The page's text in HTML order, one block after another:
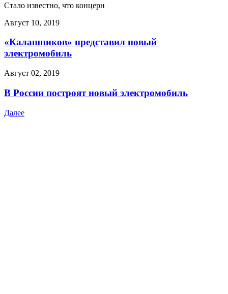
Стало известно, что концерн
Август 10, 2019
«Калашников» представил новый
электромобиль
Август 02, 2019
В России построят новый электромобиль
Далее